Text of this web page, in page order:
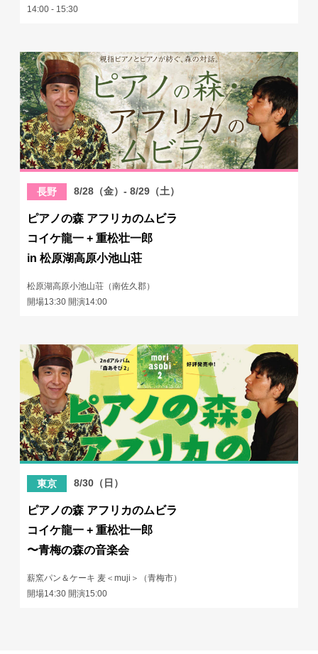
14:00 - 15:30
長野 8/28（金）- 8/29（土）
ピアノの森 アフリカのムビラ
コイケ龍一 + 重松壮一郎
in 松原湖高原小池山荘
松原湖高原小池山荘（南佐久郡）
開場13:30 開演14:00
東京 8/30（日）
ピアノの森 アフリカのムビラ
コイケ龍一 + 重松壮一郎
〜青梅の森の音楽会
薪窯パン＆ケーキ 麦＜muji＞（青梅市）
開場14:30 開演15:00